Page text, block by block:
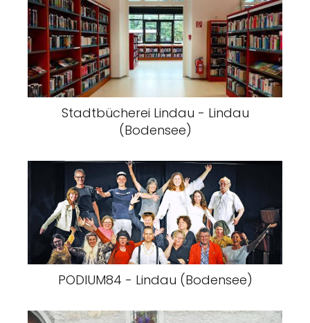
Stadtbücherei Lindau - Lindau
(Bodensee)
PODIUM84 - Lindau (Bodensee)